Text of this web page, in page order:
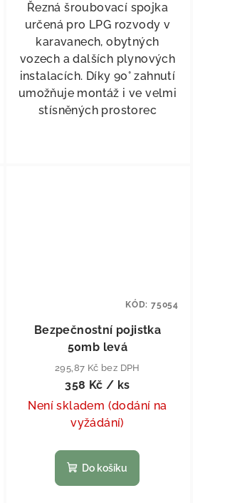
Řezná šroubovací spojka
určená pro LPG rozvody v
karavanech, obytných
vozech a dalších plynových
instalacích. Díky 90° zahnutí
umožňuje montáž i ve velmi
stísněných prostorec
Bezpečnostní pojistka
50mb levá
295,87 Kč bez DPH
358 Kč / ks
Není skladem (dodání na
vyžádání)
Do košíku
KÓD: 75054